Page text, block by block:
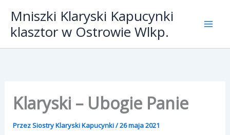
treści
Mniszki Klaryski Kapucynki
klasztor w Ostrowie Wlkp.
Klaryski – Ubogie Panie
PrzezSiostry Klaryski Kapucynki/26 maja 2021